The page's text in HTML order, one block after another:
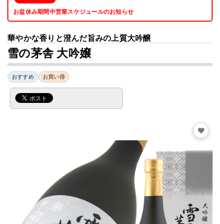
お盆休み期間中営業スケジュールのお知らせ
華やかな香りと澄んだ旨みの上質大吟醸
雪の茅舎 大吟嬢
おすすめ お買い得